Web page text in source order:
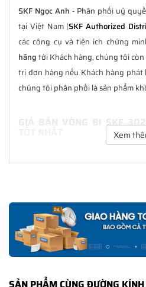
SKF Ngọc Anh - Phân phối uỷ
tại Việt Nam (SKF Authorized
các công cụ và tiện ích chứng
hãngtới Khách hàng, chúng tôi
trị đơn hàng nếu Khách hàng phát
chúng tôi phân phối là sản phẩm
GIÁ BÁN VÒNG BI SKF
với nhiều ưu đãi kèm theo và các
CHẾ ĐỘ BẢO HÀNH VÒNG
HÃNG
Tất cả các sản phẩm SKF chính
phối đều được bảo hành chính
Xem